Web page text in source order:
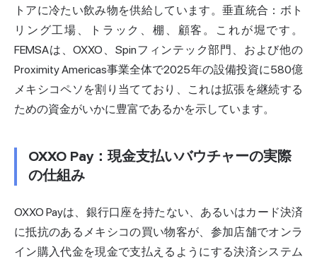
トアに冷たい飲み物を供給しています。垂直統合：ボト
リング工場、トラック、棚、顧客。これが堀です。
FEMSAは、OXXO、Spinフィンテック部門、および他の
Proximity Americas事業全体で2025年の設備投資に580億
メキシコペソを割り当てており、これは拡張を継続する
ための資金がいかに豊富であるかを示しています。
OXXO Pay：現金支払いバウチャーの実際
の仕組み
OXXO Payは、銀行口座を持たない、あるいはカード決済
に抵抗のあるメキシコの買い物客が、参加店舗でオンラ
イン購入代金を現金で支払えるようにする決済システム